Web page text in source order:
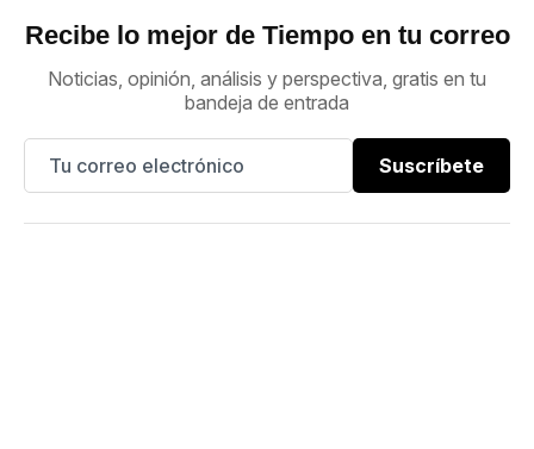
Recibe lo mejor de Tiempo en tu correo
Noticias, opinión, análisis y perspectiva, gratis en tu
bandeja de entrada
Suscríbete